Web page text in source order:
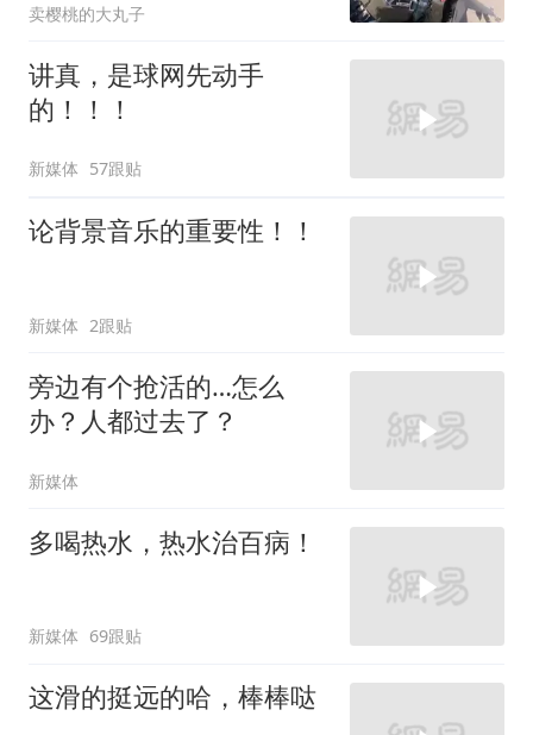
卖樱桃的大丸子
讲真，是球网先动手
的！！！
新媒体 57跟贴
论背景音乐的重要性！！
新媒体 2跟贴
旁边有个抢活的…怎么
办？人都过去了？
新媒体
多喝热水，热水治百病！
新媒体 69跟贴
这滑的挺远的哈，棒棒哒